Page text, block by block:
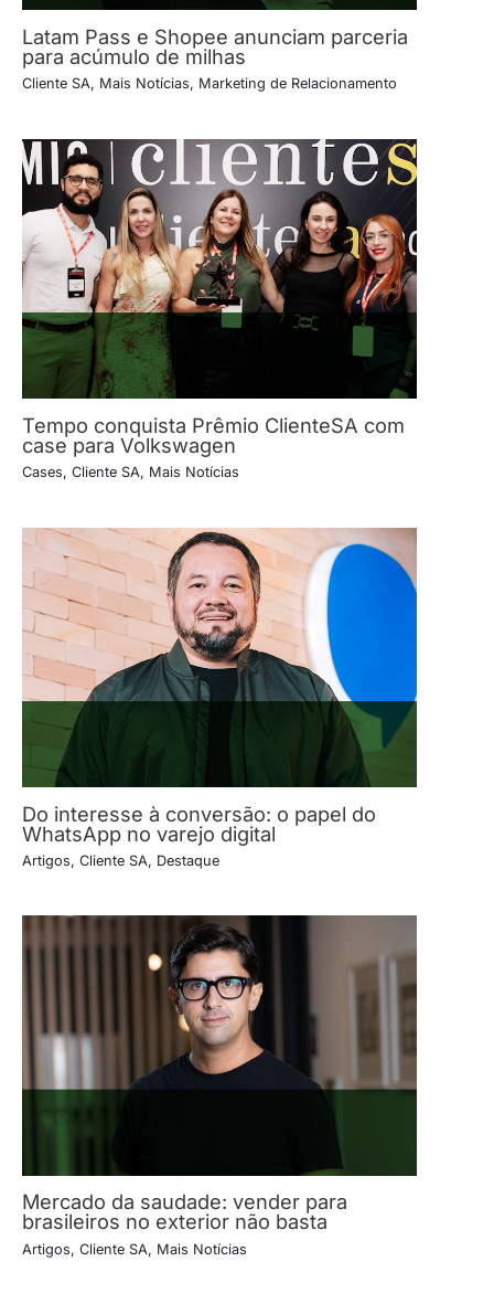
Latam Pass e Shopee anunciam parceria
para acúmulo de milhas
Cliente SA, Mais Notícias, Marketing de Relacionamento
Tempo conquista Prêmio ClienteSA com
case para Volkswagen
Cases, Cliente SA, Mais Notícias
Do interesse à conversão: o papel do
WhatsApp no varejo digital
Artigos, Cliente SA, Destaque
Mercado da saudade: vender para
brasileiros no exterior não basta
Artigos, Cliente SA, Mais Notícias